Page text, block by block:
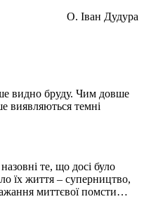
О. Іван Дудура
видно бруду. Чим довше
виявляються темні
те, що досі було
їх життя – суперництво,
миттєвої помсти…